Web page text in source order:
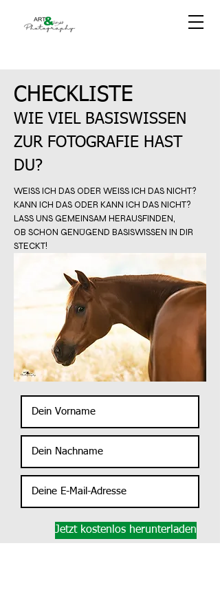
CHECKLISTE
WIE VIEL BASISWISSEN
ZUR FOTOGRAFIE HAST
DU?
WEISS ICH DAS ODER WEISS ICH DAS NICHT?
KANN ICH DAS ODER KANN ICH DAS NICHT?
LASS UNS GEMEINSAM HERAUSFINDEN,
OB SCHON GENÜGEND BASISWISSEN IN DIR
STECKT!
Jetzt kostenlos herunterladen